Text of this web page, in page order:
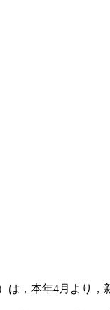
は，本年4月より